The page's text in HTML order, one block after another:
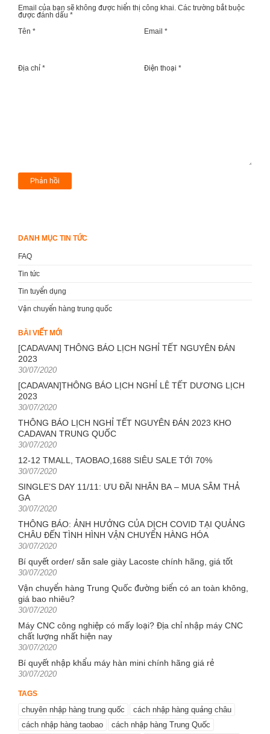
Email của bạn sẽ không được hiển thị công khai. Các trường bắt buộc
được đánh dấu *
Tên *
Email *
Địa chỉ * Điện thoại *
DANH MỤC TIN TỨC
FAQ
Tin tức
Tin tuyển dụng
Vận chuyển hàng trung quốc
BÀI VIẾT MỚI
[CADAVAN] THÔNG BÁO LỊCH NGHỈ TẾT NGUYÊN ĐÁN
2023
Posted
30/07/2020
[CADAVAN]THÔNG BÁO LỊCH NGHỈ LỄ TẾT DƯƠNG LỊCH
2023
Posted
30/07/2020
THÔNG BÁO LỊCH NGHỈ TẾT NGUYÊN ĐÁN 2023 KHO
CADAVAN TRUNG QUỐC
Posted
30/07/2020
12-12 TMALL, TAOBAO,1688 SIÊU SALE TỚI 70%
Posted
30/07/2020
SINGLE’S DAY 11/11: ƯU ĐÃI NHÂN BA – MUA SẮM THẢ
GA
Posted
30/07/2020
THÔNG BÁO: ẢNH HƯỞNG CỦA DỊCH COVID TẠI QUẢNG
CHÂU ĐẾN TÌNH HÌNH VẬN CHUYỂN HÀNG HÓA
Posted
30/07/2020
Bí quyết order/ săn sale giày Lacoste chính hãng, giá tốt
Posted
30/07/2020
Vận chuyển hàng Trung Quốc đường biển có an toàn không,
giá bao nhiêu?
Posted
30/07/2020
Máy CNC công nghiệp có mấy loại? Địa chỉ nhập máy CNC
chất lượng nhất hiện nay
Posted
30/07/2020
Bí quyết nhập khẩu máy hàn mini chính hãng giá rẻ
Posted
30/07/2020
TAGS
chuyên nhập hàng trung quốc
cách nhập hàng quảng châu
cách nhập hàng taobao
cách nhập hàng Trung Quốc